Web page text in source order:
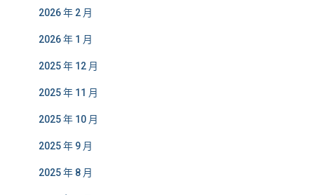
2026 年 2 月
2026 年 1 月
2025 年 12 月
2025 年 11 月
2025 年 10 月
2025 年 9 月
2025 年 8 月